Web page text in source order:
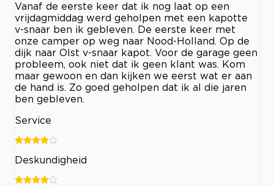
Vanaf de eerste keer dat ik nog laat op een
vrijdagmiddag werd geholpen met een kapotte
v-snaar ben ik gebleven. De eerste keer met
onze camper op weg naar Nood-Holland. Op de
dijk naar Olst v-snaar kapot. Voor de garage geen
probleem, ook niet dat ik geen klant was. Kom
maar gewoon en dan kijken we eerst wat er aan
de hand is. Zo goed geholpen dat ik al die jaren
ben gebleven.
Service
Deskundigheid